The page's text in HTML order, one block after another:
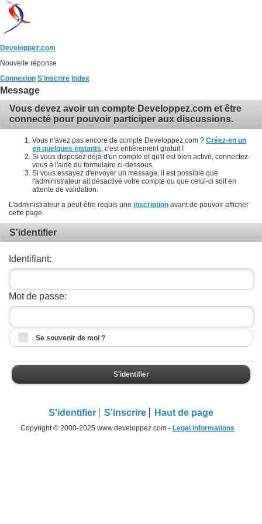
Developpez.com
Nouvelle réponse
Connexion S'inscrire Index
Message
Vous devez avoir un compte Developpez.com et être
connecté pour pouvoir participer aux discussions.
Vous n'avez pas encore de compte Developpez.com ? Créez-en un
en quelques instants , c'est entièrement gratuit !
Si vous disposez déjà d'un compte et qu'il est bien activé, connectez-
vous à l'aide du formulaire ci-dessous.
Si vous essayez d'envoyer un message, il est possible que
l'administrateur ait désactivé votre compte ou que celui-ci soit en
attente de validation.
L'administrateur a peut-être requis une inscription avant de pouvoir afficher
cette page.
S'identifier
Identifiant:
Mot de passe:
Se souvenir de moi ?
S'identifier
S'identifier S'inscrire Haut de page
Copyright © 2000-2025 www.developpez.com - Legal informations